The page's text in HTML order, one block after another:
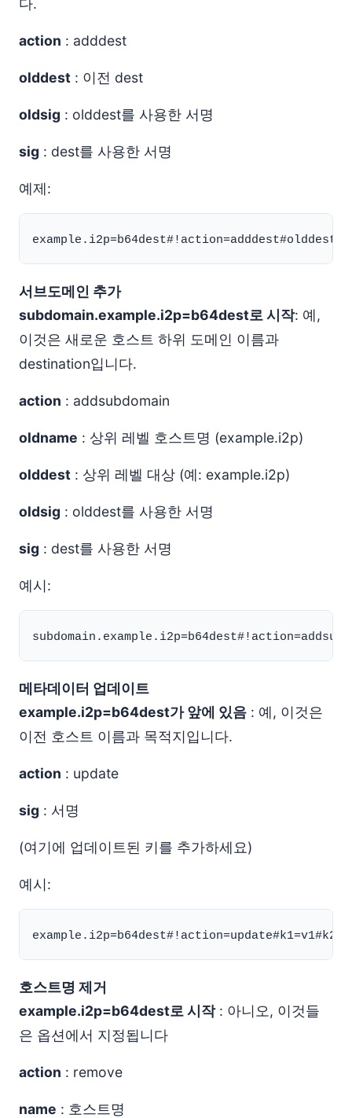
다.
action : adddest
olddest : 이전 dest
oldsig : olddest를 사용한 서명
sig : dest를 사용한 서명
예제:
서브도메인 추가
subdomain.example.i2p=b64dest로 시작: 예,
이것은 새로운 호스트 하위 도메인 이름과
destination입니다.
action : addsubdomain
oldname : 상위 레벨 호스트명 (example.i2p)
olddest : 상위 레벨 대상 (예: example.i2p)
oldsig : olddest를 사용한 서명
sig : dest를 사용한 서명
예시:
메타데이터 업데이트
example.i2p=b64dest가 앞에 있음 : 예, 이것은
이전 호스트 이름과 목적지입니다.
action : update
sig : 서명
(여기에 업데이트된 키를 추가하세요)
예시:
호스트명 제거
example.i2p=b64dest로 시작: 아니오, 이것들
은 옵션에서 지정됩니다
action : remove
name : 호스트명